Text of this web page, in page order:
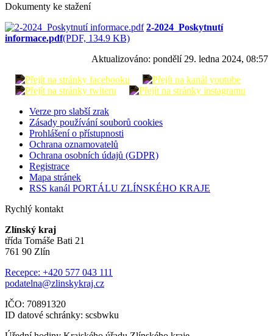
Dokumenty ke stažení
2-2024_Poskytnutí
informace.pdf(PDF, 134.9 KB)
Aktualizováno: pondělí 29. ledna 2024, 08:57
Verze pro slabší zrak
Zásady používání souborů cookies
Prohlášení o přístupnosti
Ochrana oznamovatelů
Ochrana osobních údajů (GDPR)
Registrace
Mapa stránek
RSS kanál PORTÁLU ZLÍNSKÉHO KRAJE
Rychlý kontakt
Zlínský kraj
třída Tomáše Bati 21
761 90 Zlín
Recepce: +420 577 043 111
podatelna@zlinskykraj.cz
IČO: 70891320
ID datové schránky: scsbwku